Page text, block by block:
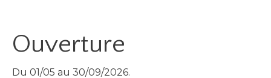
Ouverture
Du 01/05 au 30/09/2026.